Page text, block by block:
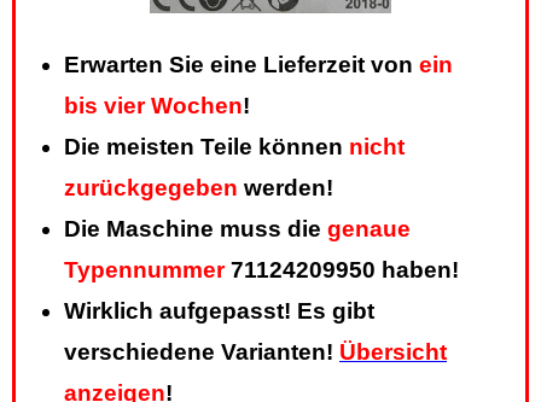
Erwarten Sie eine Lieferzeit von ein
bis vier Wochen!
Die meisten Teile können nicht
zurückgegeben werden!
Die Maschine muss die genaue
Typennummer71124209950 haben!
Wirklich aufgepasst! Es gibt
verschiedene Varianten! Übersicht
anzeigen!